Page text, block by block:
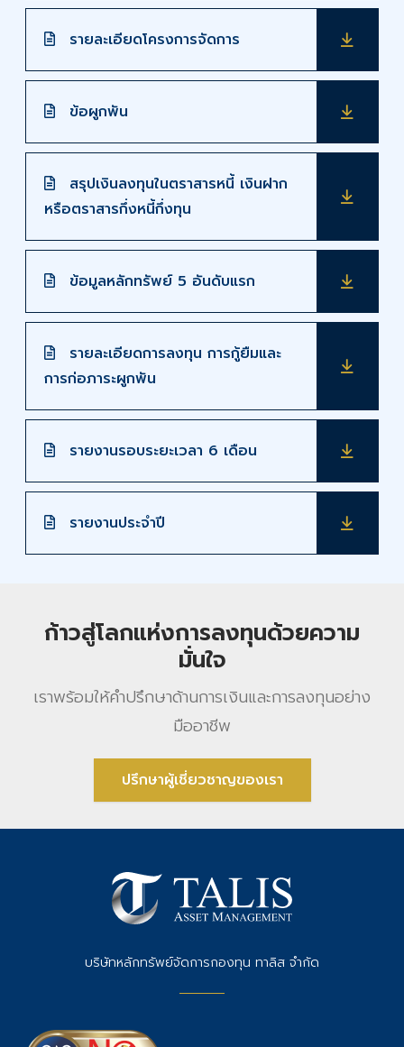
รายละเอียดโครงการจัดการ
ข้อผูกพัน
สรุปเงินลงทุนในตราสารหนี้ เงินฝาก
หรือตราสารกึ่งหนี้กึ่งทุน
ข้อมูลหลักทรัพย์ 5 อันดับแรก
รายละเอียดการลงทุน การกู้ยืมและ
การก่อภาระผูกพัน
รายงานรอบระยะเวลา 6 เดือน
รายงานประจำปี
ก้าวสู่โลกแห่งการลงทุนด้วยความ
มั่นใจ
เราพร้อมให้คําปรึกษาด้านการเงินและการลงทุนอย่าง
มืออาชีพ
ปรึกษาผู้เชี่ยวชาญของเรา
บริษัทหลักทรัพย์จัดการกองทุน ทาลิส จำกัด